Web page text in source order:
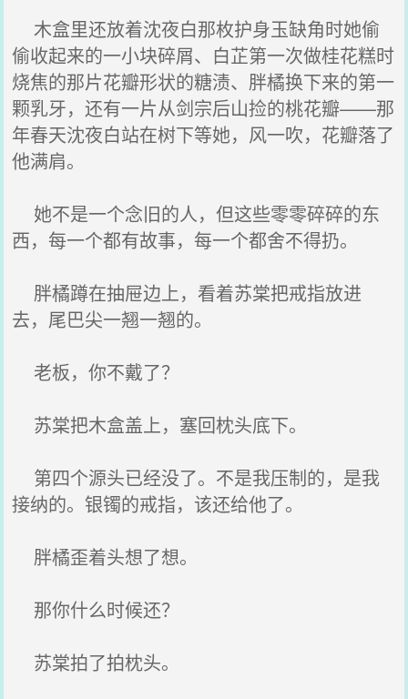
木盒里还放着沈夜白那枚护身玉缺角时她偷
偷收起来的一小块碎屑、白芷第一次做桂花糕时
烧焦的那片花瓣形状的糖渍、胖橘换下来的第一
颗乳牙，还有一片从剑宗后山捡的桃花瓣——那
年春天沈夜白站在树下等她，风一吹，花瓣落了
他满肩。
她不是一个念旧的人，但这些零零碎碎的东
西，每一个都有故事，每一个都舍不得扔。
胖橘蹲在抽屉边上，看着苏棠把戒指放进
去，尾巴尖一翘一翘的。
老板，你不戴了？
苏棠把木盒盖上，塞回枕头底下。
第四个源头已经没了。不是我压制的，是我
接纳的。银镯的戒指，该还给他了。
胖橘歪着头想了想。
那你什么时候还？
苏棠拍了拍枕头。